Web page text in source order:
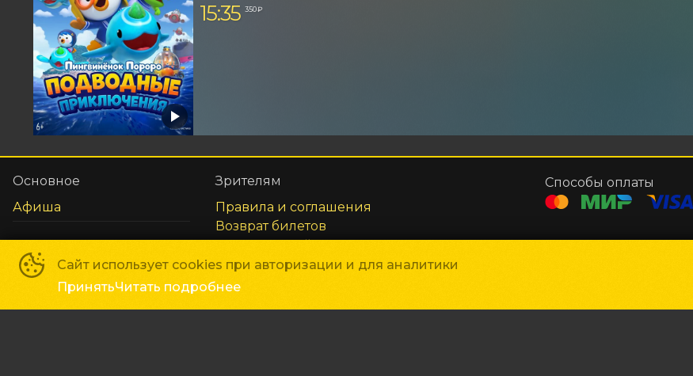
15:35 350 ₽
Сайт использует cookies при авторизации и для аналитики
ПринятьЧитать подробнее
Основное
Афиша
Зрителям
Правила и соглашения
Возврат билетов
Оплата картой
Реквизиты
Способы оплаты